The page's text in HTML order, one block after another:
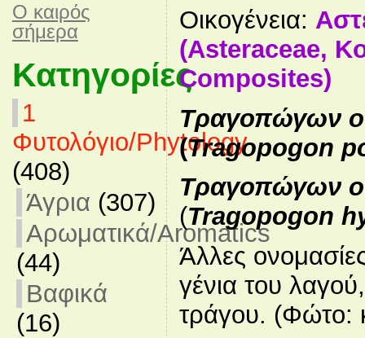
O καιρός
σήμερα
Κατηγορίες
1
Φυτολόγιο/Phytology
(408)
Άγρια (307)
Αρωματικά/Aromatics
(44)
Βαφικά
(16)
Οικογένεια:
(Asteraceae,
Composites)
Τραγοπώγων
(Tragopogon
Τραγοπώγων ο
(Tragopogon
Άλλες
γένια του
τράγου. (Φώτο: